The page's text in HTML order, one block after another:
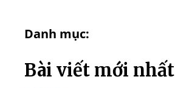
Danh mục:
Bài viết mới nhất